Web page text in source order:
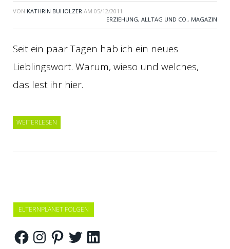
VON KATHRIN BUHOLZER AM 05/12/2011
ERZIEHUNG, ALLTAG UND CO., MAGAZIN
Seit ein paar Tagen hab ich ein neues
Lieblingswort. Warum, wieso und welches,
das lest ihr hier.
WEITERLESEN
ELTERNPLANET FOLGEN
FacebookInstagramPinterestTwitterLinkedIn